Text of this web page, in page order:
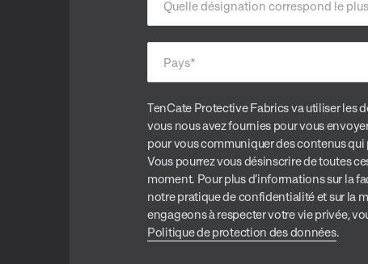
Quelle désignation correspond le
Pays*
TenCate Protective Fabrics va utiliser les
vous nous avez fournies pour vous
pour vous communiquer des contenus
Vous pourrez vous désinscrire de toutes
moment. Pour plus d’informations sur la
notre pratique de confidentialité et sur la
engageons à respecter votre vie privée,
Politique de protection des données.